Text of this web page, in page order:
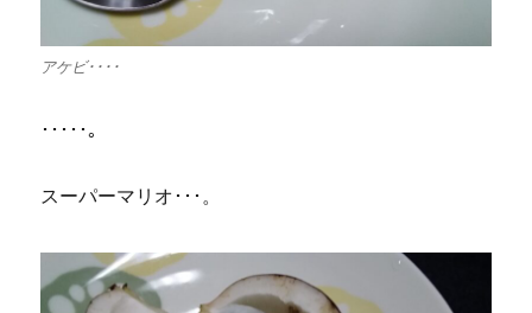
アケビ････
･････。
スーパーマリオ･･･。